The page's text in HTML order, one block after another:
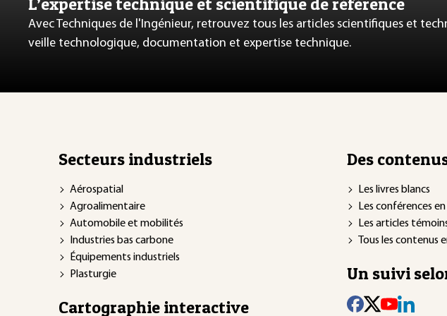
Avec Techniques de l'Ingénieur, retrouvez tous les articles scientifiques et
veille technologique, documentation et expertise technique.
Secteurs industriels
Aérospatial
Agroalimentaire
Automobile et mobilités
Industries bas carbone
Équipements industriels
Plasturgie
Cartographie interactive
Des
Les livres blancs
Les conférences
Les articles
Tous les contenus
Un suivi